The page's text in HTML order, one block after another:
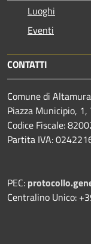
Luoghi
Eventi
CONTATTI
Comune di Altamura
Piazza Municipio,
Codice Fiscale:
Partita IVA:
PEC:
Centralino Unico: